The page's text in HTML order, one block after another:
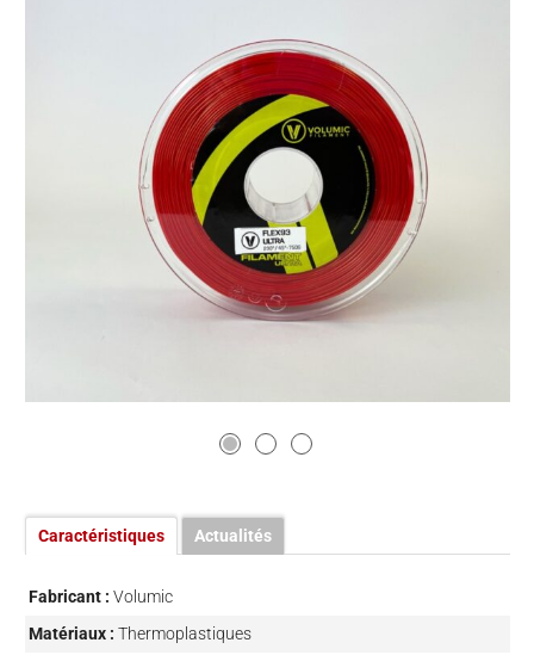
Caractéristiques Actualités
Fabricant : Volumic
Matériaux : Thermoplastiques